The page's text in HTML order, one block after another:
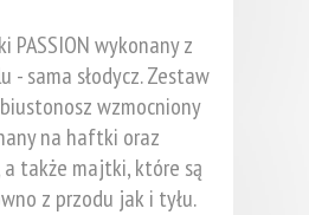
PASSION wykonany z
sama słodycz. Zestaw
wzmocniony
na haftki oraz
a także majtki, które są
z przodu jak i tyłu.